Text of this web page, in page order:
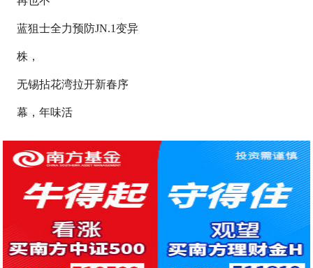
蓝狙士全力预防JN.1变异
株，
无锡拈花湾拉开新春序
幕，年味活